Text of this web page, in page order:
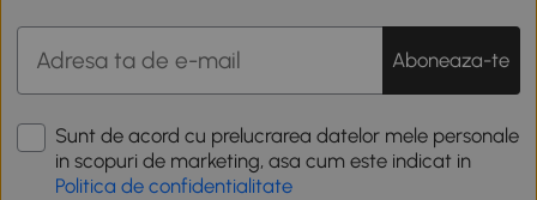
Aboneaza-te
Sunt de acord cu prelucrarea datelor mele personale
in scopuri de marketing, asa cum este indicat in
Politica de confidentialitate